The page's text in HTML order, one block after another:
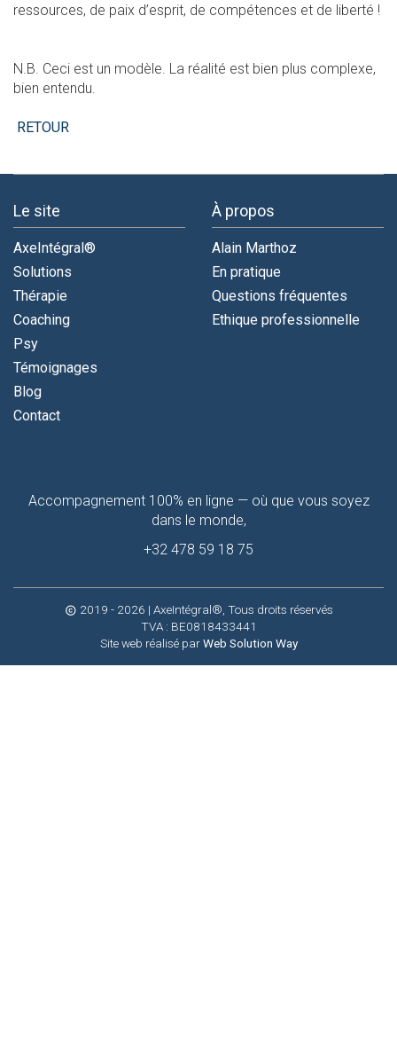
ressources, de paix d’esprit, de compétences et de liberté !
N.B. Ceci est un modèle. La réalité est bien plus complexe,
bien entendu.
RETOUR
Le site
AxeIntégral®
Solutions
Thérapie
Coaching
Psy
Témoignages
Blog
Contact
À propos
Alain Marthoz
En pratique
Questions fréquentes
Ethique professionnelle
Contactez-
Accompagnement 100% en ligne — où que vous soyez
dans le monde,
+32 478 59 18 75
copyright 2019 - 2026 | AxeIntégral®, Tous droits réservés
TVA : BE0818433441
Site web réalisé parWeb Solution Way